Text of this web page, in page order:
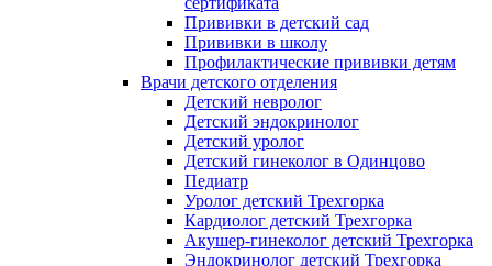
Прививки в детский сад
Прививки в школу
Профилактические прививки детям
Врачи детского отделения
Детский невролог
Детский эндокринолог
Детский уролог
Детский гинеколог в Одинцово
Педиатр
Уролог детский Трехгорка
Кардиолог детский Трехгорка
Акушер-гинеколог детский Трехгорка
Эндокринолог детский Трехгорка